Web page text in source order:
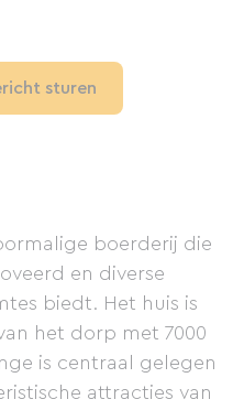
boerderij die
en diverse
biedt. Het huis is
het dorp met 7000
is centraal gelegen
attracties van
sturen